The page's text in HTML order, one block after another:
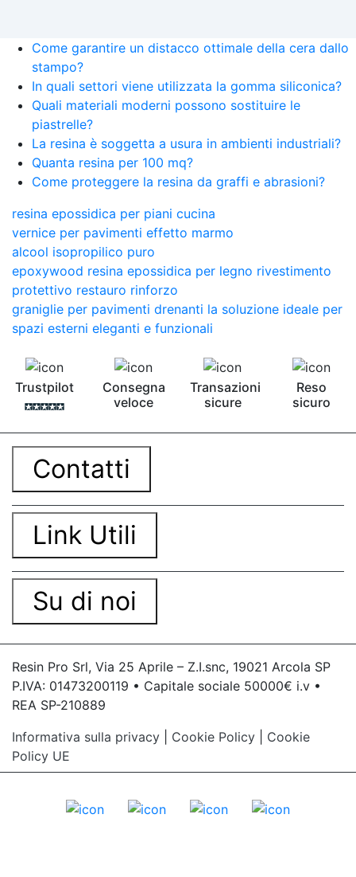
Come garantire un distacco ottimale della cera dallo
stampo?
In quali settori viene utilizzata la gomma siliconica?
Quali materiali moderni possono sostituire le
piastrelle?
La resina è soggetta a usura in ambienti industriali?
Quanta resina per 100 mq?
Come proteggere la resina da graffi e abrasioni?
resina epossidica per piani cucina
vernice per pavimenti effetto marmo
alcool isopropilico puro
epoxywood resina epossidica per legno rivestimento
protettivo restauro rinforzo
graniglie per pavimenti drenanti la soluzione ideale per
spazi esterni eleganti e funzionali
Trustpilot
Consegna
veloce
Transazioni
sicure
Reso
sicuro
Contatti
Link Utili
Su di noi
Resin Pro Srl, Via 25 Aprile – Z.I.snc, 19021 Arcola SP
P.IVA: 01473200119 • Capitale sociale 50000€ i.v •
REA SP-210889
Informativa sulla privacy
Cookie Policy
Cookie
Policy UE